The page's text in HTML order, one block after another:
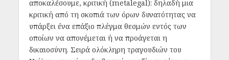
αποκαλέσουμε, κριτική (metalegal): δηλαδή μια
κριτική από τη σκοπιά των όρων δυνατότητας να
υπάρξει ένα επάξιο πλέγμα θεσμών εντός των
οποίων να απονέμεται ή να προάγεται η
δικαιοσύνη. Σειρά ολόκληρη τραγουδιών του